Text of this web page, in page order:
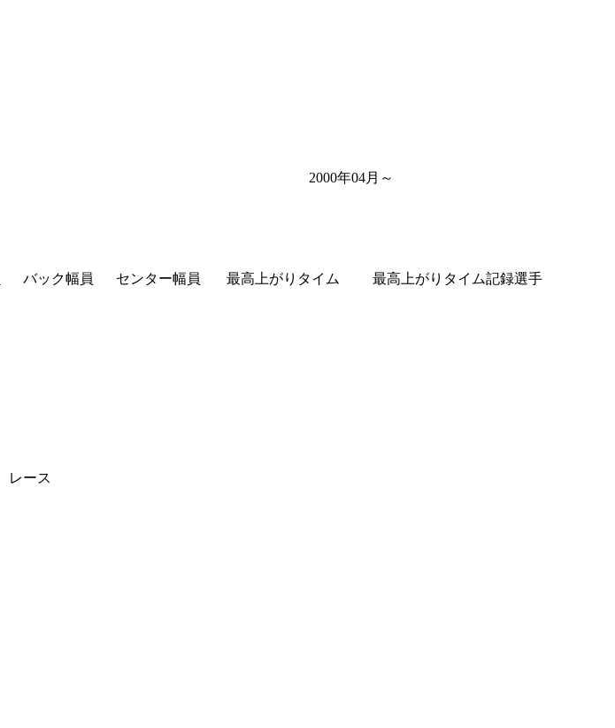
2000年04月～
バック幅員 センター幅員 最高上がりタイム 最高上がりタイム記録選手
レース